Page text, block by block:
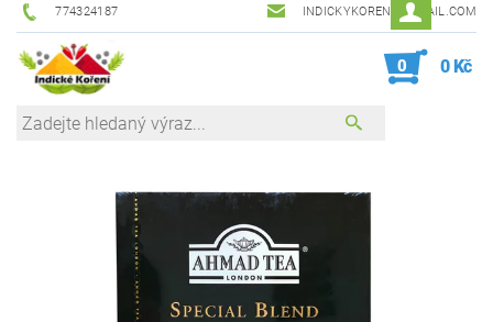
774324187 INDICKYKORENI@GMAIL.COM
0 0 Kč